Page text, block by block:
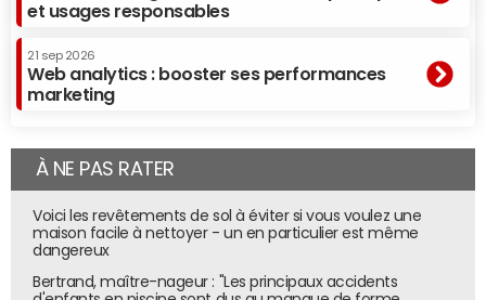
et usages responsables
21 sep 2026
Web analytics : booster ses performances
marketing
À NE PAS RATER
Voici les revêtements de sol à éviter si vous voulez une
maison facile à nettoyer - un en particulier est même
dangereux
Bertrand, maître-nageur : "Les principaux accidents